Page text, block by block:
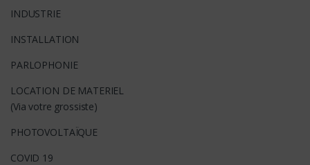
INDUSTRIE
INSTALLATION
PARLOPHONIE
LOCATION DE MATERIEL
(Via votre grossiste)
PHOTOVOLTAÏQUE
COVID 19